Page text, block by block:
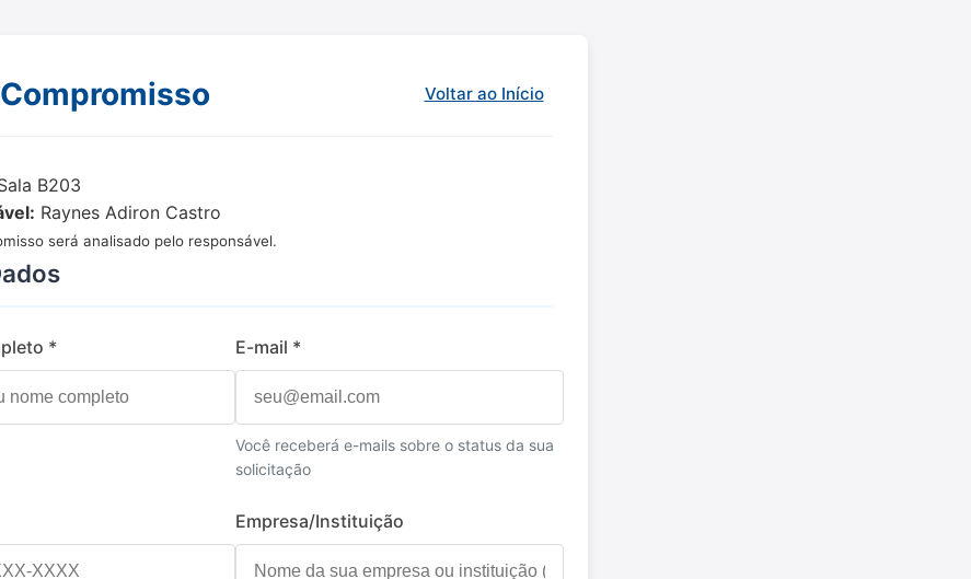
Voltar ao Início
B203
Raynes Adiron Castro
será analisado pelo responsável.
* E-mail *
Você receberá e-mails sobre o status da sua
solicitação
Empresa/Instituição